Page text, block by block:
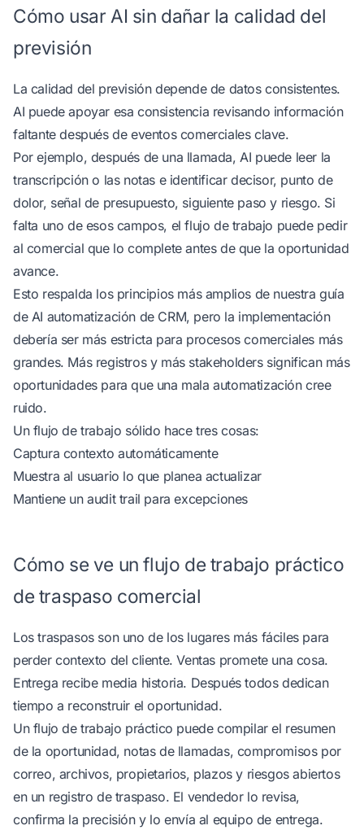
Cómo usar AI sin dañar la calidad del
previsión
La calidad del previsión depende de datos consistentes.
AI puede apoyar esa consistencia revisando información
faltante después de eventos comerciales clave.
Por ejemplo, después de una llamada, AI puede leer la
transcripción o las notas e identificar decisor, punto de
dolor, señal de presupuesto, siguiente paso y riesgo. Si
falta uno de esos campos, el flujo de trabajo puede pedir
al comercial que lo complete antes de que la oportunidad
avance.
Esto respalda los principios más amplios de nuestraguía
de AI automatización de CRM, pero la implementación
debería ser más estricta para procesos comerciales más
grandes. Más registros y más stakeholders significan más
oportunidades para que una mala automatización cree
ruido.
Un flujo de trabajo sólido hace tres cosas:
Captura contexto automáticamente
Muestra al usuario lo que planea actualizar
Mantiene un audit trail para excepciones
Cómo se ve un flujo de trabajo práctico
de traspaso comercial
Los traspasos son uno de los lugares más fáciles para
perder contexto del cliente. Ventas promete una cosa.
Entrega recibe media historia. Después todos dedican
tiempo a reconstruir el oportunidad.
Un flujo de trabajo práctico puede compilar el resumen
de la oportunidad, notas de llamadas, compromisos por
correo, archivos, propietarios, plazos y riesgos abiertos
en un registro de traspaso. El vendedor lo revisa,
confirma la precisión y lo envía al equipo de entrega.